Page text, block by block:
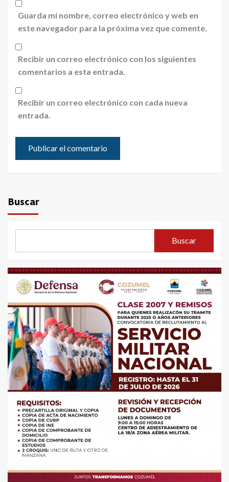
Guarda mi nombre, correo electrónico y web en
este navegador para la próxima vez que comente.
Recibir un correo electrónico con los siguientes
comentarios a esta entrada.
Recibir un correo electrónico con cada nueva
entrada.
Buscar
Buscar